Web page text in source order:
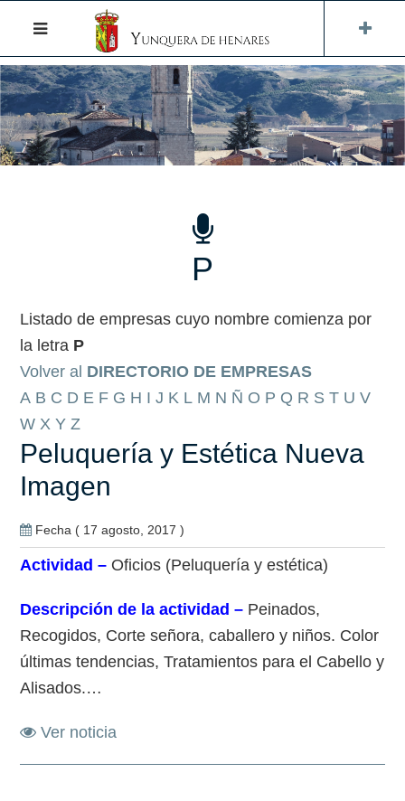
P
Listado de empresas cuyo nombre comienza por
la letra P
Volver al DIRECTORIO DE EMPRESAS
A B C D E F G H I J K L M N Ñ O P Q R S T U V
W X Y Z
Peluquería y Estética Nueva
Imagen
Fecha ( 17 agosto, 2017 )
Actividad – Oficios (Peluquería y estética)
Descripción de la actividad – Peinados,
Recogidos, Corte señora, caballero y niños. Color
últimas tendencias, Tratamientos para el Cabello y
Alisados.…
Ver noticia